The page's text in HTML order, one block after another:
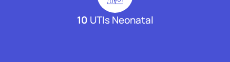
10 UTIs Neonatal